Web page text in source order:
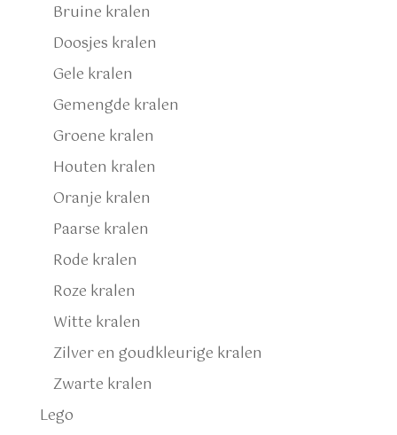
Bruine kralen
Doosjes kralen
Gele kralen
Gemengde kralen
Groene kralen
Houten kralen
Oranje kralen
Paarse kralen
Rode kralen
Roze kralen
Witte kralen
Zilver en goudkleurige kralen
Zwarte kralen
Lego